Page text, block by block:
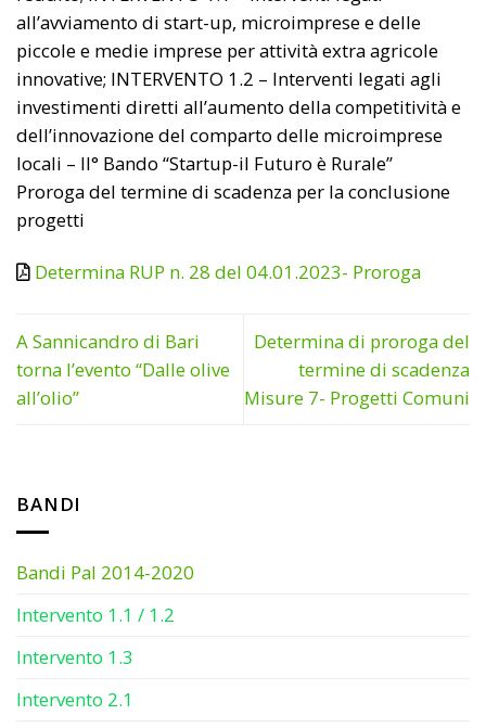
BANDI
Bandi Pal 2014-2020
Intervento 1.1 / 1.2
Intervento 1.3
Intervento 2.1
all’avviamento di start-up, microimprese e delle
piccole e medie imprese per attività extra agricole
innovative; INTERVENTO 1.2 – Interventi legati agli
investimenti diretti all’aumento della competitività e
dell’innovazione del comparto delle microimprese
locali – II° Bando “Startup-il Futuro è Rurale”
Proroga del termine di scadenza per la conclusione
progetti
Determina RUP n. 28 del 04.01.2023- Proroga
A Sannicandro di Bari
torna l’evento “Dalle olive
all’olio”
Determina di proroga del
termine di scadenza
Misure 7- Progetti Comuni